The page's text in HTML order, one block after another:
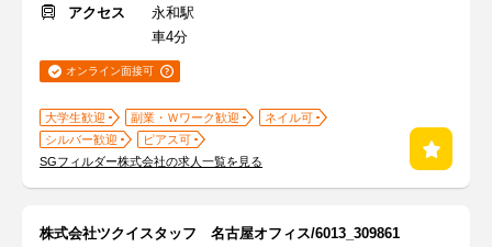
アクセス
永和駅
車4分
オンライン面接可
大学生歓迎 副業・Ｗワーク歓迎
ネイル可
シルバー歓迎
ピアス可
SGフィルダー株式会社の求人一覧を見る
株式会社ツクイスタッフ 名古屋オフィス/6013_309861